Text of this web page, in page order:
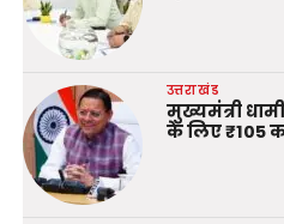
उत्तराखंड
मुख्यमंत्री
के लिए ₹105